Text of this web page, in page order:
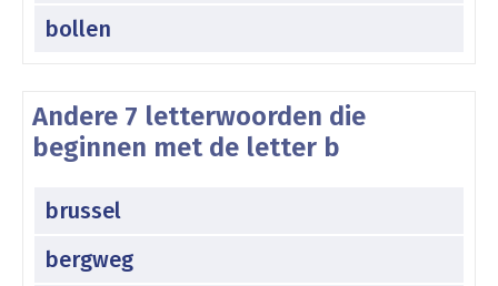
bollen
Andere 7 letterwoorden die
beginnen met de letter b
brussel
bergweg